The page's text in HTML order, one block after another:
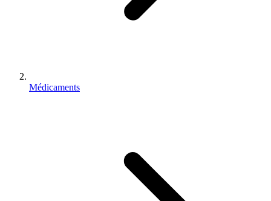
Médicaments